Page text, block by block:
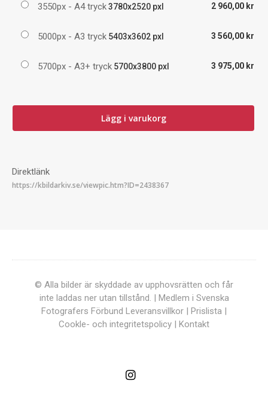
3550px - A4 tryck3780x2520 pxl 2 960,00 kr
5000px - A3 tryck 5403x3602 pxl 3 560,00 kr
5700px - A3+ tryck 5700x3800 pxl 3 975,00 kr
Lägg i varukorg
Direktlänk
© Alla bilder är skyddade av upphovsrätten och får
inte laddas ner utan tillstånd. | Medlem i Svenska
Fotografers Förbund Leveransvillkor | Prislista |
Cookle- och integritetspolicy | Kontakt